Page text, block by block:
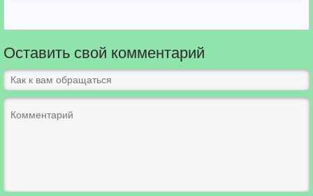
Оставить свой комментарий